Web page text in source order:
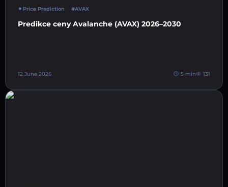
Price Prediction #AVAX
Predikce ceny Avalanche (AVAX) 2026–2030
12 June 2026 5 min 131